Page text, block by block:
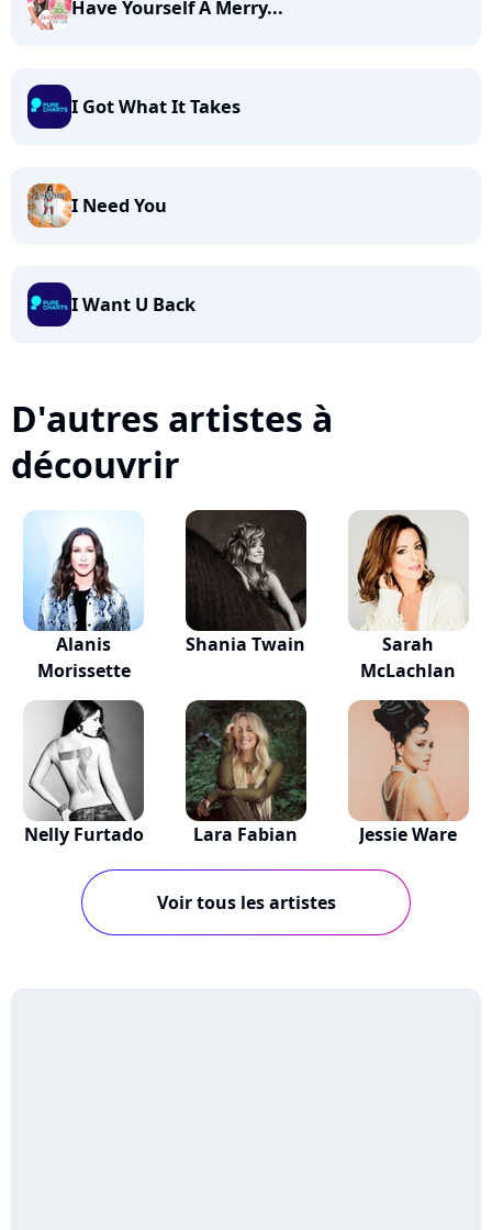
Have Yourself A Merry...
I Got What It Takes
I Need You
I Want U Back
D'autres artistes à
découvrir
Alanis
Morissette
Shania Twain
Sarah
McLachlan
Nelly Furtado Lara Fabian Jessie Ware
Voir tous les artistes